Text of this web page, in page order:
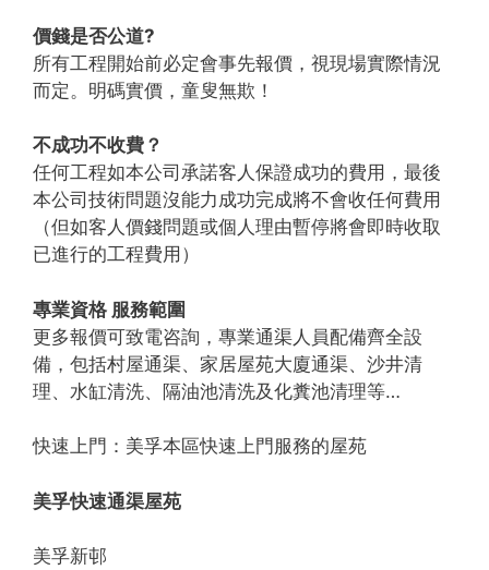
價錢是否公道?
所有工程開始前必定會事先報價，視現場實際情況
而定。明碼實價，童叟無欺！
不成功不收費？
任何工程如本公司承諾客人保證成功的費用，最後
本公司技術問題沒能力成功完成將不會收任何費用
（但如客人價錢問題或個人理由暫停將會即時收取
已進行的工程費用）
專業資格 服務範圍
更多報價可致電咨詢，專業通渠人員配備齊全設
備，包括村屋通渠、家居屋苑大廈通渠、沙井清
理、水缸清洗、隔油池清洗及化糞池清理等…
快速上門：美孚本區快速上門服務的屋苑
美孚快速通渠屋苑
美孚新邨